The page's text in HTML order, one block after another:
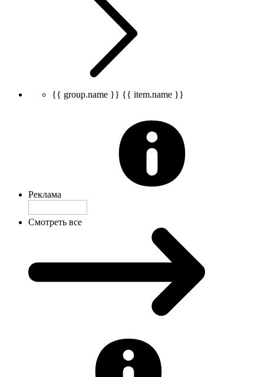
{{ group.name }} {{ item.name }}
Реклама
Смотреть все